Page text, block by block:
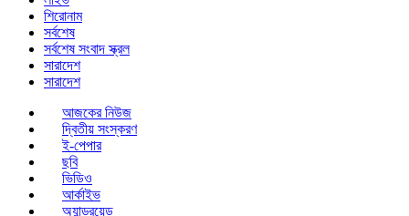
শিরোনাম
সর্বশেষ
সর্বশেষ সংবাদ স্ক্রল
সারাদেশ
সারাদেশ
আজকের নিউজ
দ্বিতীয় সংস্করণ
ই-পেপার
ছবি
ভিডিও
আর্কাইভ
অ্যান্ড্রয়েড